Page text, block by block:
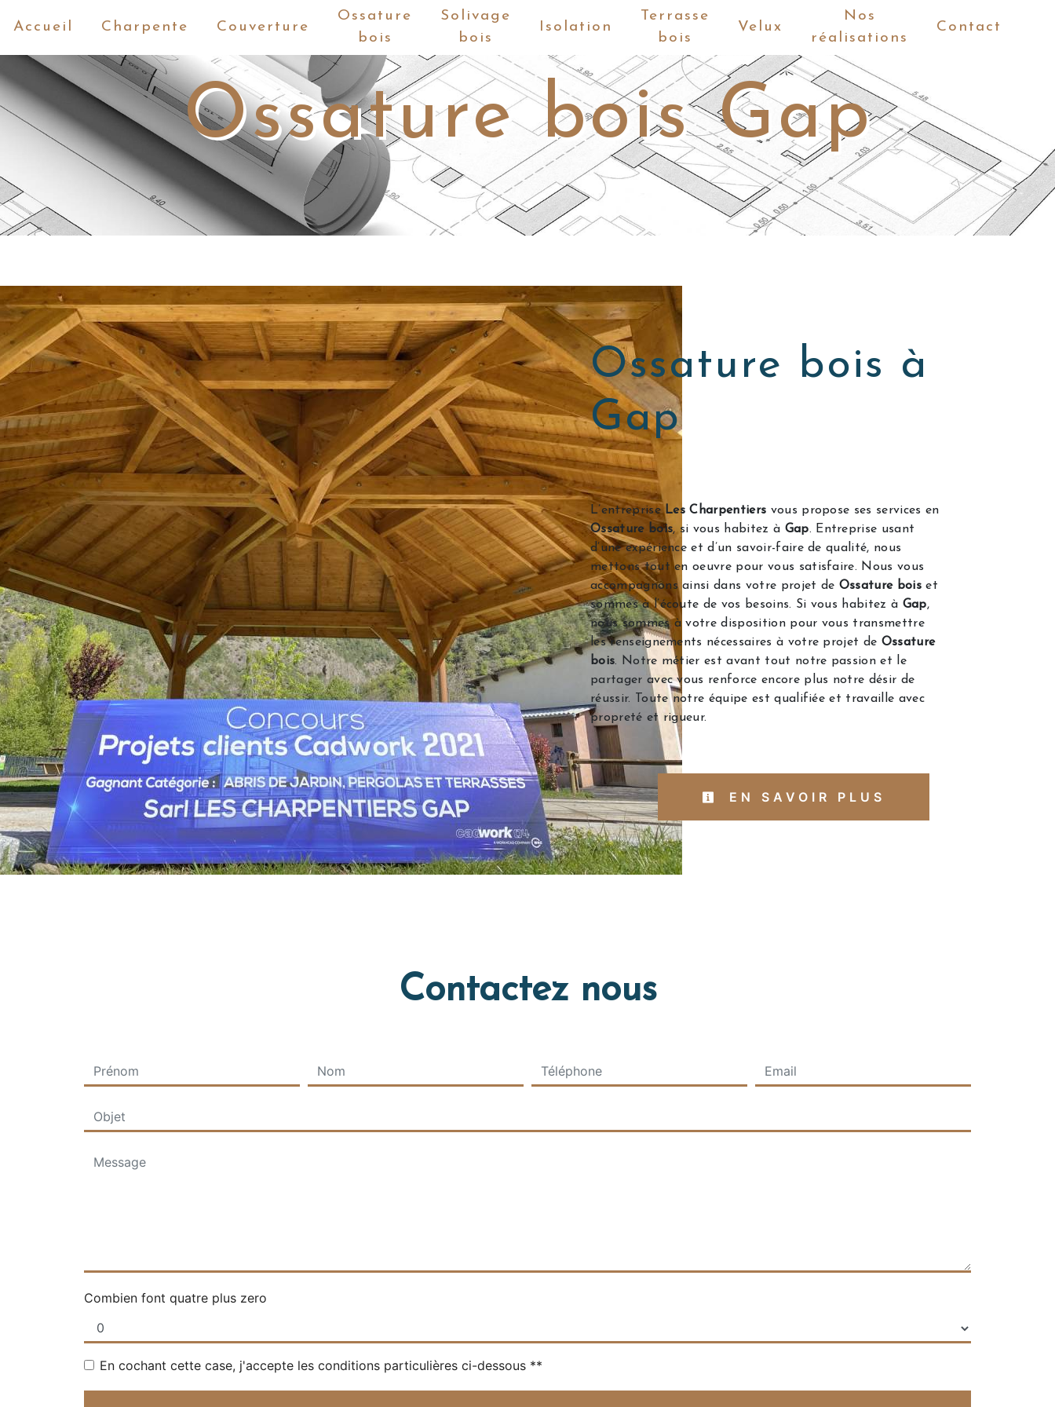
Accueil Charpente Couverture
Ossature
bois
Solivage
bois
Isolation
Terrasse
bois
Velux
Nos
réalisations
Contact
Ossature bois Gap
Ossature bois à
Gap
L’entrepriseLes Charpentiers vous propose ses services en
Ossature bois, si vous habitez à Gap. Entreprise usant
d’une expérience et d’un savoir-faire de qualité, nous
mettons tout en oeuvre pour vous satisfaire. Nous vous
accompagnons ainsi dans votre projet de Ossature boiset
sommes à l’écoute de vos besoins. Si vous habitez à Gap,
nous sommes à votre disposition pour vous transmettre
les renseignements nécessaires à votre projet de Ossature
bois. Notre métier est avant tout notre passion et le
partager avec vous renforce encore plus notre désir de
réussir. Toute notre équipe est qualifiée et travaille avec
propreté et rigueur.
EN SAVOIR PLUS
Contactez nous
Combien font quatre plus zero
En cochant cette case, j'accepte les conditions particulières ci-dessous **